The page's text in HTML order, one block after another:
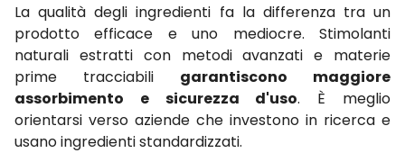
La qualità degli ingredienti fa la differenza tra un
prodotto efficace e uno mediocre. Stimolanti
naturali estratti con metodi avanzati e materie
prime tracciabili garantiscono maggiore
assorbimento e sicurezza d'uso. È meglio
orientarsi verso aziende che investono in ricerca e
usano ingredienti standardizzati.